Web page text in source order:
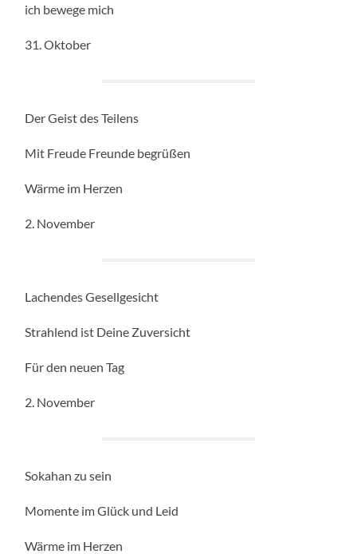
ich bewege mich
31. Oktober
Der Geist des Teilens
Mit Freude Freunde begrüßen
Wärme im Herzen
2. November
Lachendes Gesellgesicht
Strahlend ist Deine Zuversicht
Für den neuen Tag
2. November
Sokahan zu sein
Momente im Glück und Leid
Wärme im Herzen